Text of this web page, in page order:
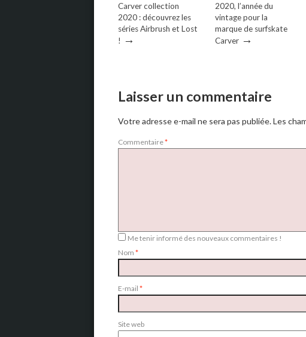
Carver collection
2020 : découvrez les
séries Airbrush et Lost
! →
2020, l’année du
vintage pour la
marque de surfskate
Carver →
Laisser un commentaire
Votre adresse e-mail ne sera pas publiée.Les
Commentaire*
Me tenir informé des nouveaux commentaires !
Nom *
E-mail *
Site web